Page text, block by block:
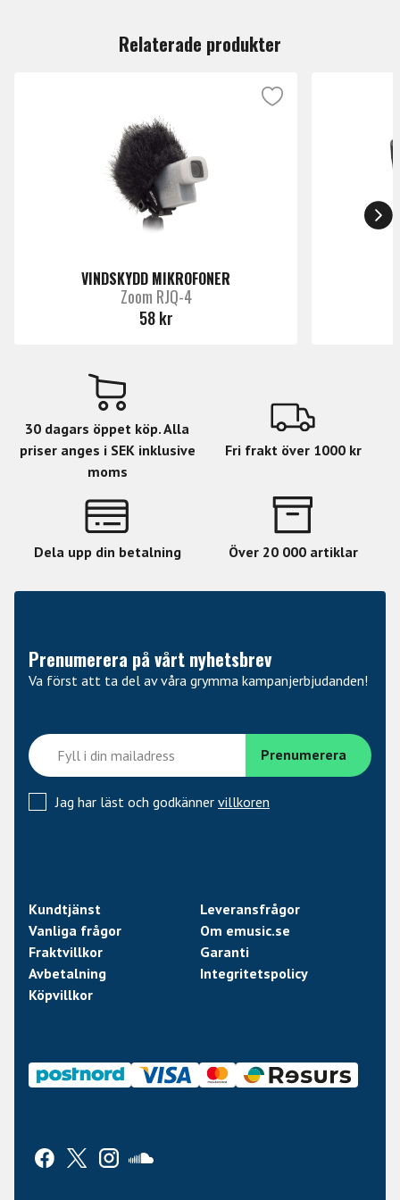
Relaterade produkter
VINDSKYDD MIKROFONER
Zoom RJQ-4
58 kr
30 dagars öppet köp. Alla
priser anges i SEK inklusive
moms
Fri frakt över 1000 kr
Dela upp din betalning Över 20 000 artiklar
Prenumerera på vårt nyhetsbrev
Va först att ta del av våra grymma kampanjerbjudanden!
Jag har läst och godkänner villkoren
Kundtjänst
Leveransfrågor
Vanliga frågor
Om emusic.se
Fraktvillkor
Garanti
Avbetalning
Integritetspolicy
Köpvillkor